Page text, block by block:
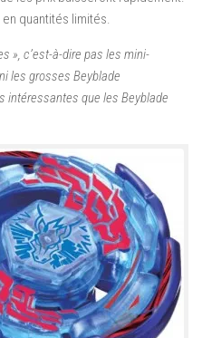
en quantités limités.
», c’est-à-dire pas les mini-
les grosses Beyblade
intéressantes que les Beyblade